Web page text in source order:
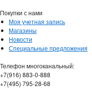
Покупки с нами
Моя учетная запись
Магазины
Новости
Специальные предложения
Телефон многоканальный:
+7(916) 883-0-888
+7(495) 795-28-68